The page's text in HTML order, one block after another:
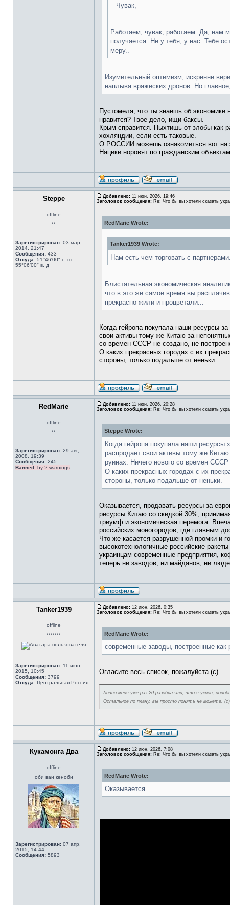
Чувак,
Работаем, чувак, работаем. Да, нам
получается. Не у тебя, у нас. Тебе
меру..
Изумительный оптимизм, искренне
наплыва вражеских дронов. Но
Пустомеля, что ты знаешь об экономике
нравится? Твое дело, ищи баксы.
Крым справится. Пыхтишь от злобы как
хохляндии, если есть таковые.
О РОССИИ можешь ознакомиться вот на
Нацики норовят по гражданским
Steppe Добавлено: 11 июн, 2026, 19:46
Заголовок сообщения: Re: Что бы вы хотели сказать
offline
**
Зарегистрирован: 03 мар,
2014, 21:47
Сообщения: 433
Откуда: 51°46′00″ с. ш.
55°06′00″ в. д
RedMarie Wrote:
Tanker1939 Wrote:
Нам есть чем торговать с
Блистательная экономическая
что в это же самое время вы
прекрасно жили и процветали...
Когда гейропа покупала наши ресурсы
свои активы тому же Китаю за
со времен СССР не создано, не
О каких прекрасных городах с их
стороны, только подальше от неньки.
RedMarie Добавлено: 11 июн, 2026, 20:28
Заголовок сообщения: Re: Что бы вы хотели сказать
offline
**
Зарегистрирован: 29 авг,
2008, 19:39
Сообщения: 245
Banned: by 2 warnings
Steppe Wrote:
Когда гейропа покупала наши
распродает свои активы тому же
руинах. Ничего нового со времен СССР
О каких прекрасных городах с их
стороны, только подальше от неньки.
Оказывается, продавать ресурсы за
ресурсы Китаю со скидкой 30%,
триумф и экономическая перемога.
российских моногородов, где главным
Что же касается разрушенной промки и
высокотехнологичные российские
украинцам современные предприятия,
теперь ни заводов, ни майданов, ни
Tanker1939 Добавлено: 12 июн, 2026, 0:35
Заголовок сообщения: Re: Что бы вы хотели сказать
offline
*******
Зарегистрирован: 11 июн,
2015, 10:45
Сообщения: 3799
Откуда: Центральная Россия
RedMarie Wrote:
современные заводы, построенные как
Огласите весь список, пожалуйста (с)
Лично меня уже раз 20 разоблачали, что я укроп,
Остальное по плану, вы просто понять не можете.
Кукамонга Два Добавлено: 12 июн, 2026, 7:08
Заголовок сообщения: Re: Что бы вы хотели сказать
offline
оби ван кеноби
Зарегистрирован: 07 апр,
2015, 14:44
Сообщения: 5893
RedMarie Wrote:
Оказывается